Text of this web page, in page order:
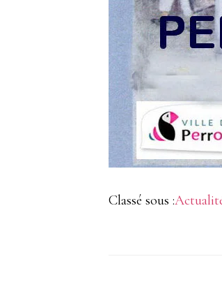
Classé sous :